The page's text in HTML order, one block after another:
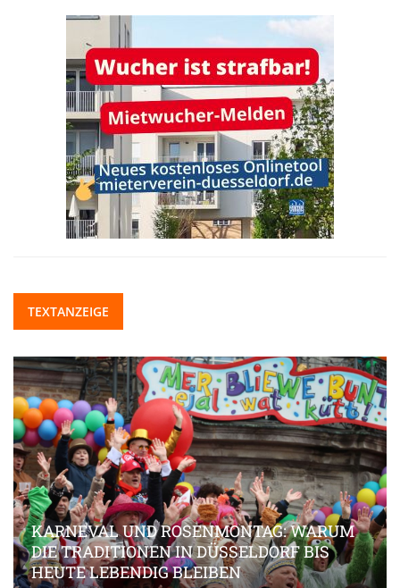
TEXTANZEIGE
KARNEVAL UND ROSENMONTAG: WARUM
DIE TRADITIONEN IN DÜSSELDORF BIS
HEUTE LEBENDIG BLEIBEN